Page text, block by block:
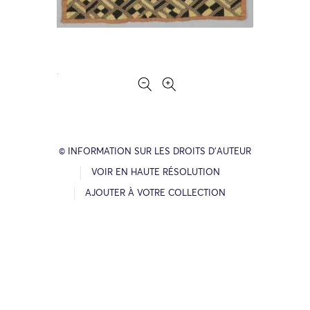
© INFORMATION SUR LES DROITS D’AUTEUR
VOIR EN HAUTE RÉSOLUTION
AJOUTER À VOTRE COLLECTION